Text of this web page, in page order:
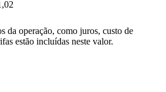
da operação, como juros, custo de
estão incluídas neste valor.